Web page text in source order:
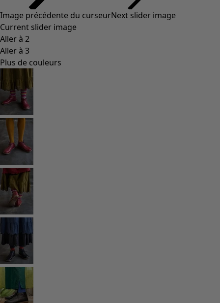
Styles de vétements
Vêtements en lin
Robes de style hippie
Grandes Tailles
À fleurs
Vêtements hippies
Une mode scandinave
Superpositions
À rayures
Des carreaux à foison
À pois
Vêtements bio
Un design suédois
Robes en jersey
Vêtements bohèmes
Des vêtements pour les soirées fraîches
Vêtements à motif
Coton
Coton biologique
Maillots de bain et vêtements de plage
Vêtements de fête